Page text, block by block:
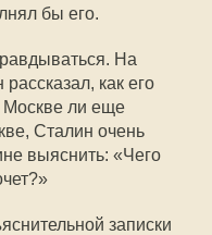
бы его.
На
как его
Москве ли еще
Сталин очень
выяснить: «Чего
записки